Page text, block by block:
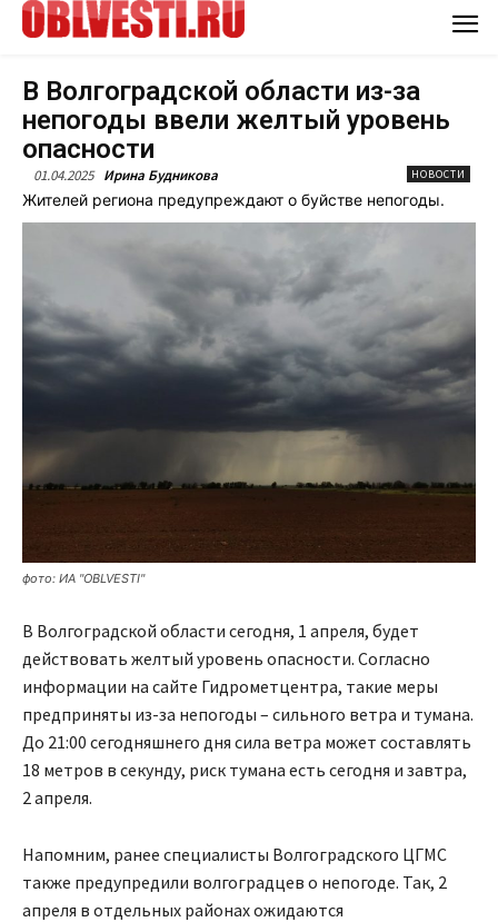
В Волгоградской области из-за
непогоды ввели желтый уровень
опасности
01.04.2025 Ирина Будникова НОВОСТИ
Жителей региона предупреждают о буйстве непогоды.
фото: ИА "OBLVESTI"
В Волгоградской области сегодня, 1 апреля, будет
действовать желтый уровень опасности. Согласно
информации на сайте Гидрометцентра, такие меры
предприняты из-за непогоды – сильного ветра и тумана.
До 21:00 сегодняшнего дня сила ветра может составлять
18 метров в секунду, риск тумана есть сегодня и завтра,
2 апреля.
Напомним, ранее специалисты Волгоградского ЦГМС
также предупредили волгоградцев о непогоде. Так, 2
апреля в отдельных районах ожидаются